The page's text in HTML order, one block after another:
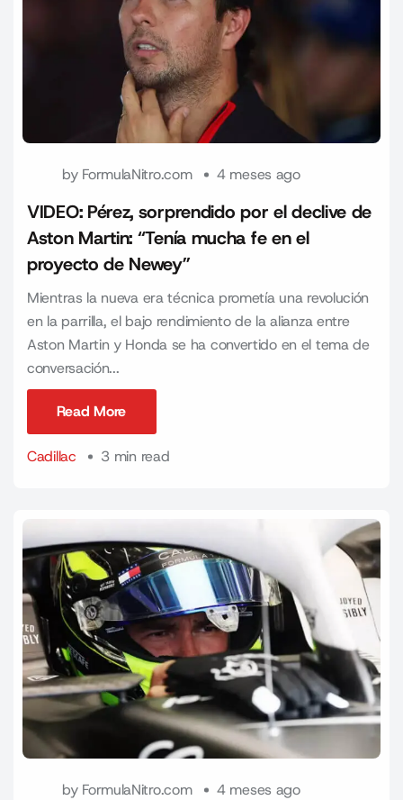
by FormulaNitro.com 4 meses ago
VIDEO: Pérez, sorprendido por el declive de
Aston Martin: “Tenía mucha fe en el
proyecto de Newey”
Mientras la nueva era técnica prometía una revolución
en la parrilla, el bajo rendimiento de la alianza entre
Aston Martin y Honda se ha convertido en el tema de
conversación...
Read More
Cadillac
3 min read
by FormulaNitro.com 4 meses ago